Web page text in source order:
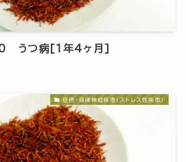
つ病[1年4ヶ月]
症例-自律神経疾患(ストレス性疾患)